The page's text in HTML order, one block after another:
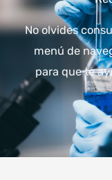
No olvides
menú de
para que te